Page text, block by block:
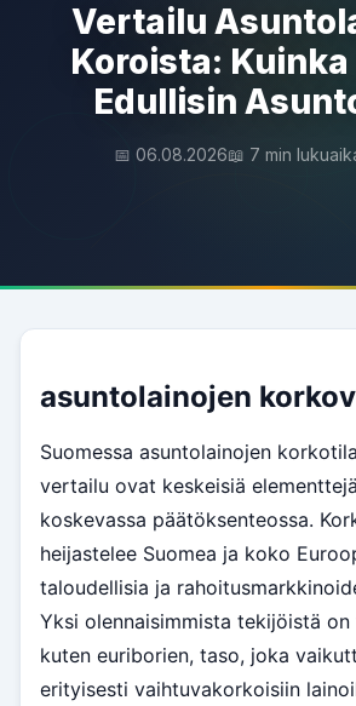
Vertailu
Koroista:
Edullisin
📅 06.08.2026📖 7 min
asuntolainojen
Suomessa asuntolainojen
vertailu ovat keskeisiä
koskevassa päätöksenteossa.
heijastelee Suomea ja koko
taloudellisia ja
Yksi olennaisimmista tekijöistä
kuten euriborien, taso, joka
erityisesti vaihtuvakorkoisiin